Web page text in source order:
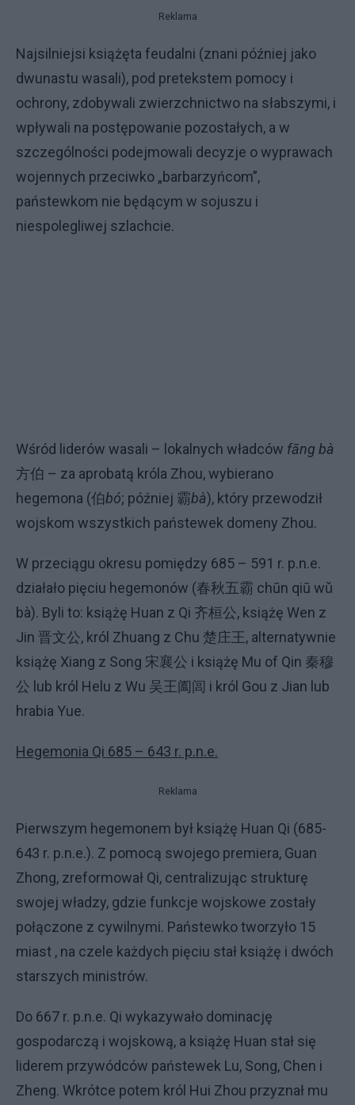
Reklama
Najsilniejsi książęta feudalni (znani później jako
dwunastu wasali), pod pretekstem pomocy i
ochrony, zdobywali zwierzchnictwo na słabszymi, i
wpływali na postępowanie pozostałych, a w
szczególności podejmowali decyzje o wyprawach
wojennych przeciwko „barbarzyńcom”,
państewkom nie będącym w sojuszu i
niespolegliwej szlachcie.
Wśród liderów wasali – lokalnych władców fāng bà
方伯 – za aprobatą króla Zhou, wybierano
hegemona (伯bó; później 霸bà), który przewodził
wojskom wszystkich państewek domeny Zhou.
W przeciągu okresu pomiędzy 685 – 591 r. p.n.e.
działało pięciu hegemonów (春秋五霸 chūn qiū wǔ
bà). Byli to: książę Huan z Qi 齐桓公, książę Wen z
Jin 晋文公, król Zhuang z Chu 楚庄王, alternatywnie
książę Xiang z Song 宋襄公 i książę Mu of Qin 秦穆
公 lub król Helu z Wu 吴王阖闾 i król Gou z Jian lub
hrabia Yue.
Hegemonia Qi 685 – 643 r. p.n.e.
Reklama
Pierwszym hegemonem był książę Huan Qi (685-
643 r. p.n.e.). Z pomocą swojego premiera, Guan
Zhong, zreformował Qi, centralizując strukturę
swojej władzy, gdzie funkcje wojskowe zostały
połączone z cywilnymi. Państewko tworzyło 15
miast , na czele każdych pięciu stał książę i dwóch
starszych ministrów.
Do 667 r. p.n.e. Qi wykazywało dominację
gospodarczą i wojskową, a książę Huan stał się
liderem przywódców państewek Lu, Song, Chen i
Zheng. Wkrótce potem król Hui Zhou przyznał mu